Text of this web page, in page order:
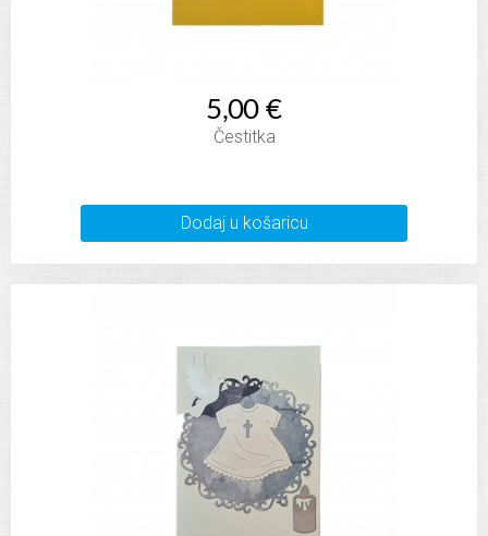
5,00 €
Čestitka
Dodaj u košaricu